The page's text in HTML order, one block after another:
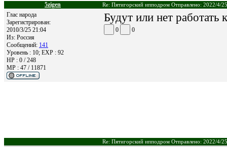
5zigen Re: Пятигорский ипподром Отправлено: 2022/4/
Глас народа
Зарегистрирован:
2010/3/25 21:04
Из: Россия
Сообщений: 141
Уровень : 10; EXP : 92
HP : 0 / 248
MP : 47 / 11871
Будут или нет работать
0 0
Re: Пятигорский ипподром Отправлено: 2022/4/